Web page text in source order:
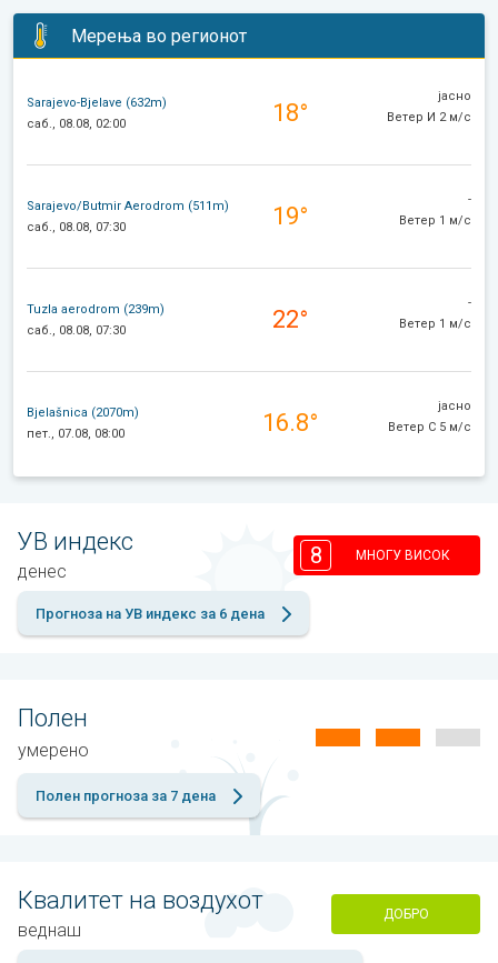
Мерења во регионот
Sarajevo-Bjelave (632m)
саб., 08.08, 02:00
18°
јасно
Ветер И 2 м/с
Sarajevo/Butmir Aerodrom (511m)
саб., 08.08, 07:30
19°
-
Ветер 1 м/с
Tuzla aerodrom (239m)
саб., 08.08, 07:30
22°
-
Ветер 1 м/с
Bjelašnica (2070m)
пет., 07.08, 08:00
16.8°
јасно
Ветер С 5 м/с
УВ индекс
денес
8 МНОГУ ВИСОК
Прогноза на УВ индекс за 6 дена
Полен
умерено
Полен прогноза за 7 дена
Квалитет на воздухот
веднаш
ДОБРО